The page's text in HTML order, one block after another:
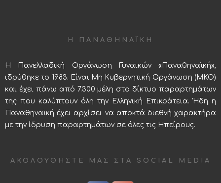
Η ΠΑΝΑΘΗΝΑΪΚΗ
Η Πανελλαδική Οργάνωση Γυναικών «Παναθηναϊκή»,
ιδρύθηκε το 1983. Είναι Μη Κυβερνητική Οργάνωση (ΜΚΟ)
και έχει πάνω από 7.300 μέλη στο δίκτυο παραρτημάτων
της που καλύπτουν όλη την Ελληνική Επικράτεια. Ήδη η
Παναθηναϊκή έχει αρχίσει να αποκτά διεθνή χαρακτήρα
με την ίδρυση παραρτημάτων σε όλες τις Ηπείρους.
ΑΚΟΛΟΥΘΉΣΤΕ ΜΑΣ ΣΤΑ SOCIAL MEDIA